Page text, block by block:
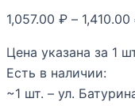
1,057.00 ₽ – 1,410.00
Цена указана за 1
Есть в наличии:
~1 шт. – ул.